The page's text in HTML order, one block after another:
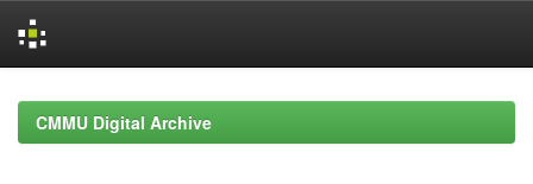
navigationCMMU Digital Archive